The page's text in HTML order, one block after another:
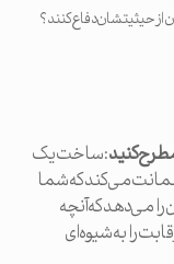
حیثیتشان دفاع کنند؟
کنید: ساخت یک
ضمانت می کند که شما
می دهد که آنچه
را به شیوه ای